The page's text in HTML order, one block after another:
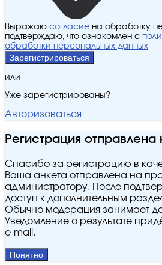
Выражаю согласие на обработку
подтверждаю, что ознакомлен с
обработки персональных данных
Зарегистрироваться
или
Уже зарегистрированы?
Авторизоваться
Регистрация
Спасибо за регистрацию в
Ваша анкета отправлена на
администратору. После
доступ к дополнительным
Обычно модерация занимает
Уведомление о результате
e‑mail.
Понятно